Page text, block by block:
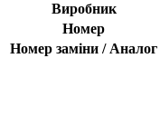
Виробник
Номер
Номер заміни / Аналог